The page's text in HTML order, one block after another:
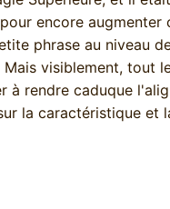
encore augmenter
phrase au niveau
visiblement, tout
à rendre caduque
la caractéristique et